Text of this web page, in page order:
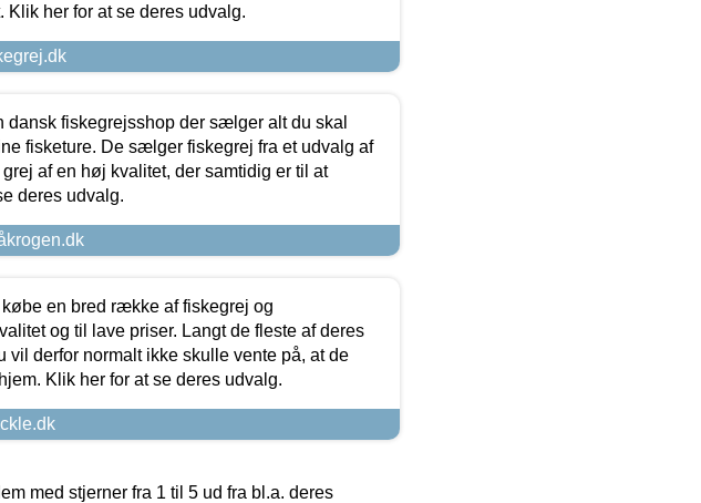
Klik her for at se deres udvalg.
dansk fiskegrejsshop der sælger alt du skal
fisketure. De sælger fiskegrej fra et udvalg af
af en høj kvalitet, der samtidig er til at
deres udvalg.
en bred række af fiskegrej og
og til lave priser. Langt de fleste af deres
vil derfor normalt ikke skulle vente på, at de
Klik her for at se deres udvalg.
med stjerner fra 1 til 5 ud fra bl.a. deres